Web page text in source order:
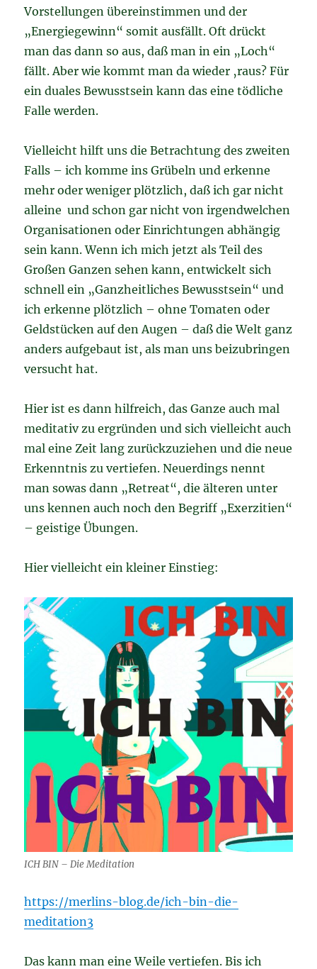
Vorstellungen übereinstimmen und der
„Energiegewinn“ somit ausfällt. Oft drückt
man das dann so aus, daß man in ein „Loch“
fällt. Aber wie kommt man da wieder ‚raus? Für
ein duales Bewusstsein kann das eine tödliche
Falle werden.
Vielleicht hilft uns die Betrachtung des zweiten
Falls – ich komme ins Grübeln und erkenne
mehr oder weniger plötzlich, daß ich gar nicht
alleine und schon gar nicht von irgendwelchen
Organisationen oder Einrichtungen abhängig
sein kann. Wenn ich mich jetzt als Teil des
Großen Ganzen sehen kann, entwickelt sich
schnell ein „Ganzheitliches Bewusstsein“ und
ich erkenne plötzlich – ohne Tomaten oder
Geldstücken auf den Augen – daß die Welt ganz
anders aufgebaut ist, als man uns beizubringen
versucht hat.
Hier ist es dann hilfreich, das Ganze auch mal
meditativ zu ergründen und sich vielleicht auch
mal eine Zeit lang zurückzuziehen und die neue
Erkenntnis zu vertiefen. Neuerdings nennt
man sowas dann „Retreat“, die älteren unter
uns kennen auch noch den Begriff „Exerzitien“
– geistige Übungen.
Hier vielleicht ein kleiner Einstieg:
ICH BIN – Die Meditation
https://merlins-blog.de/ich-bin-die-
meditation3
Das kann man eine Weile vertiefen. Bis ich